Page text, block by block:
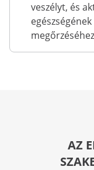
veszélyt, és
AZ